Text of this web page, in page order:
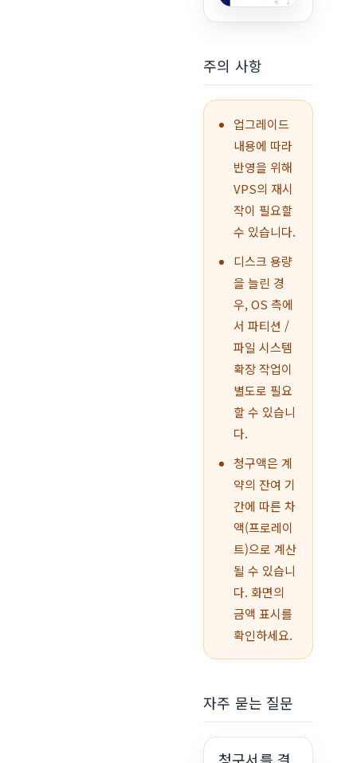
주의 사항
업그레이드
내용에 따라
반영을 위해
VPS의 재시
작이 필요할
수 있습니다.
디스크 용량
을 늘린 경
우, OS 측에
서 파티션 /
파일 시스템
확장 작업이
별도로 필요
할 수 있습니
다.
청구액은 계
약의 잔여 기
간에 따른 차
액(프로레이
트)으로 계산
될 수 있습니
다. 화면의
금액 표시를
확인하세요.
자주 묻는 질문
청구서를 결